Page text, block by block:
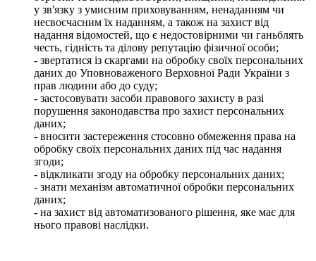
у зв'язку з умисним приховуванням, ненаданням чи
несвоєчасним їх наданням, а також на захист від
надання відомостей, що є недостовірними чи ганьблять
честь, гідність та ділову репутацію фізичної особи;
- звертатися із скаргами на обробку своїх персональних
даних до Уповноваженого Верховної Ради України з
прав людини або до суду;
- застосовувати засоби правового захисту в разі
порушення законодавства про захист персональних
даних;
- вносити застереження стосовно обмеження права на
обробку своїх персональних даних під час надання
згоди;
- відкликати згоду на обробку персональних даних;
- знати механізм автоматичної обробки персональних
даних;
- на захист від автоматизованого рішення, яке має для
нього правові наслідки.